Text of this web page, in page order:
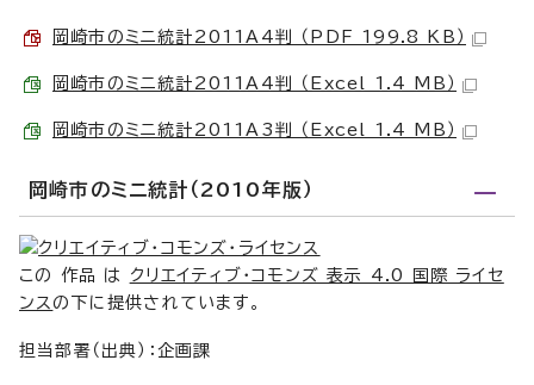
岡崎市のミニ統計2011A4判 （PDF 199.8 KB）
岡崎市のミニ統計2011A4判 （Excel 1.4 MB）
岡崎市のミニ統計2011A3判 （Excel 1.4 MB）
岡崎市のミニ統計（2010年版）
この 作品 は クリエイティブ・コモンズ 表示 4.0 国際 ライセ
ンスの下に提供されています。
担当部署（出典）：企画課